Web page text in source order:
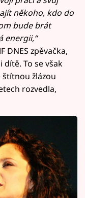
někoho, kdo do
bude brát
energii,“
zpěvačka,
To se však
žlázou
rozvedla,